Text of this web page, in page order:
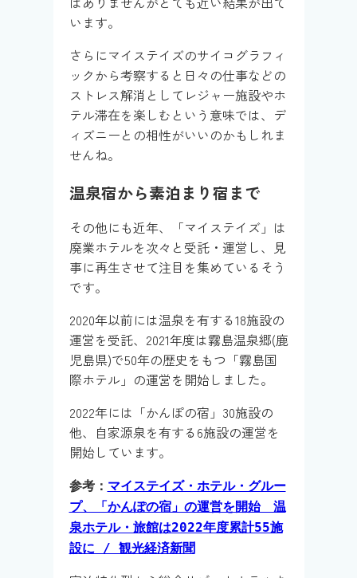
います。
さらにマイステイズのサイコグラフィ
ックから考察すると日々の仕事などの
ストレス解消としてレジャー施設やホ
テル滞在を楽しむという意味では、デ
ィズニーとの相性がいいのかもしれま
せんね。
温泉宿から素泊まり宿まで
その他にも近年、「マイステイズ」は
廃業ホテルを次々と受託・運営し、見
事に再生させて注目を集めているそう
です。
2020年以前には温泉を有する18施設の
運営を受託、2021年度は霧島温泉郷(鹿
児島県)で50年の歴史をもつ「霧島国
際ホテル」の運営を開始しました。
2022年には「かんぽの宿」30施設の
他、自家源泉を有する6施設の運営を
開始しています。
参考： マイステイズ・ホテル・グルー
プ、「かんぽの宿」の運営を開始 温
泉ホテル・旅館は2022年度累計55施
設に / 観光経済新聞